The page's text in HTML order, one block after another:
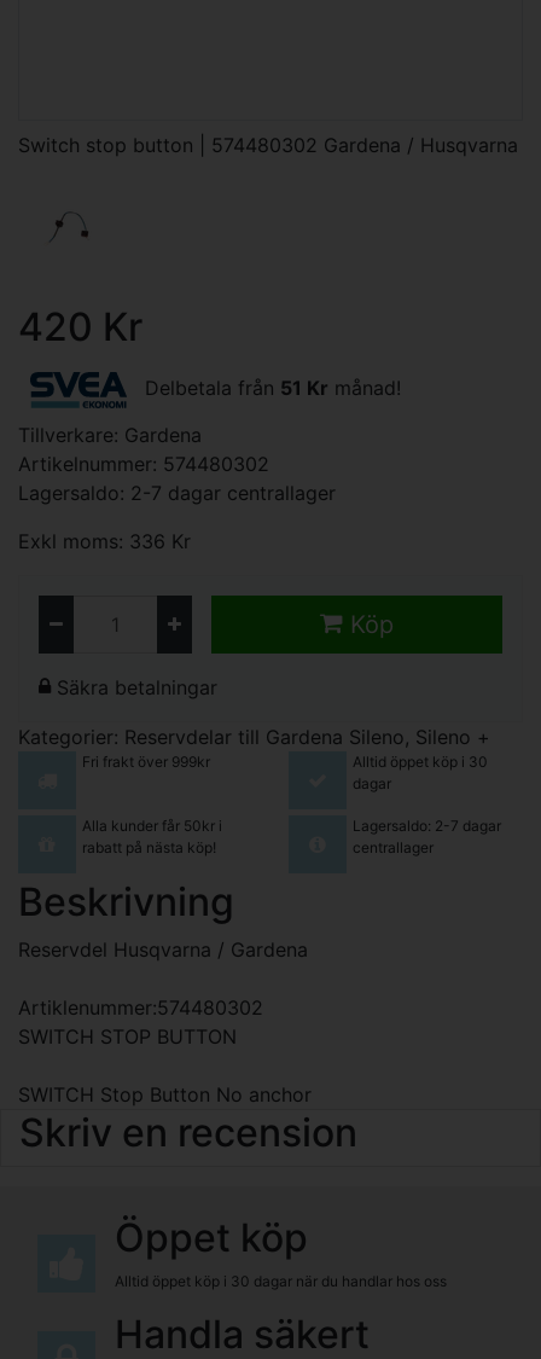
Switch stop button | 574480302 Gardena / Husqvarna
420 Kr
Delbetala från 51 Kr månad!
Tillverkare: Gardena
Artikelnummer: 574480302
Lagersaldo: 2-7 dagar centrallager
Exkl moms: 336 Kr
Köp
Säkra betalningar
Kategorier: Reservdelar till Gardena Sileno, Sileno +
Fri frakt över 999kr
Alltid öppet köp i 30
dagar
Alla kunder får 50kr i
rabatt på nästa köp!
Lagersaldo: 2-7 dagar
centrallager
Beskrivning
Reservdel Husqvarna / Gardena
Artiklenummer:574480302
SWITCH STOP BUTTON
SWITCH Stop Button No anchor
Skriv en recension
Öppet köp
Alltid öppet köp i 30 dagar när du handlar hos oss
Handla säkert